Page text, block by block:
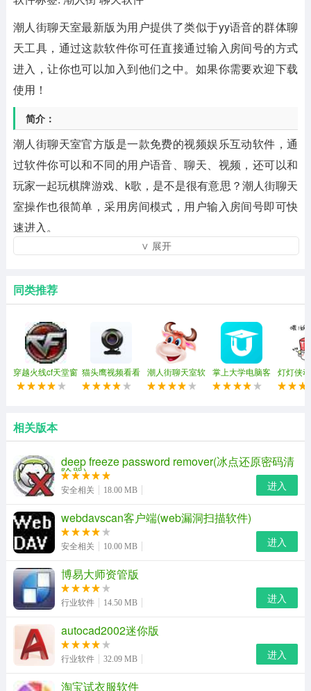
潮人街聊天室最新版为用户提供了类似于yy语音的群体聊
天工具，通过这款软件你可任直接通过输入房间号的方式
进入，让你也可以加入到他们之中。如果你需要欢迎下载
使用！
简介：
潮人街聊天室官方版是一款免费的视频娱乐互动软件，通
过软件你可以和不同的用户语音、聊天、视频，还可以和
玩家一起玩棋牌游戏、k歌，是不是很有意思？潮人街聊天
室操作也很简单，采用房间模式，用户输入房间号即可快
速进入。
潮人街电脑版特点：
1、多视频多窗口娱乐房间设置多视频窗口，用户可以有更
多机会上麦进行沟通和展示。
2、各种名车名模应有尽有。
3、热门，情感，祝福，豪华礼物及礼金满足用户聊天的快
感，带给用户更加亲切和时尚的聊天感受。
更新内容：
∨ 展开
同类推荐
穿越火线cf天堂窗
口化(穿越火线窗
猫头鹰视频看看
(强制视频聊天)
潮人街聊天室软
件
掌上大学电脑客
户端
灯灯侠
包
相关版本
deep freeze password remover(冰点还原密码清
除器)
安全相关 18.00 MB 进入
webdavscan客户端(web漏洞扫描软件)
安全相关 10.00 MB 进入
博易大师资管版
行业软件 14.50 MB 进入
autocad2002迷你版
行业软件 32.09 MB 进入
淘宝试衣服软件